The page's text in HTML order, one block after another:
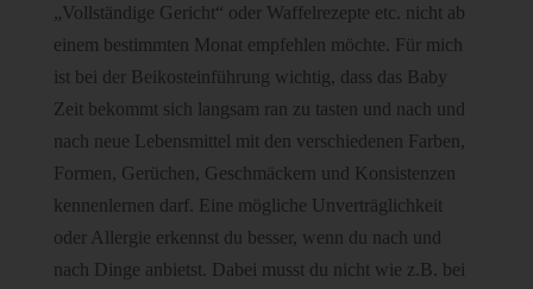
„Vollständige Gericht“ oder Waffelrezepte etc. nicht ab
einem bestimmten Monat empfehlen möchte. Für mich
ist bei der Beikosteinführung wichtig, dass das Baby
Zeit bekommt sich langsam ran zu tasten und nach und
nach neue Lebensmittel mit den verschiedenen Farben,
Formen, Gerüchen, Geschmäckern und Konsistenzen
kennenlernen darf. Eine mögliche Unverträglichkeit
oder Allergie erkennst du besser, wenn du nach und
nach Dinge anbietst. Dabei musst du nicht wie z.B. bei